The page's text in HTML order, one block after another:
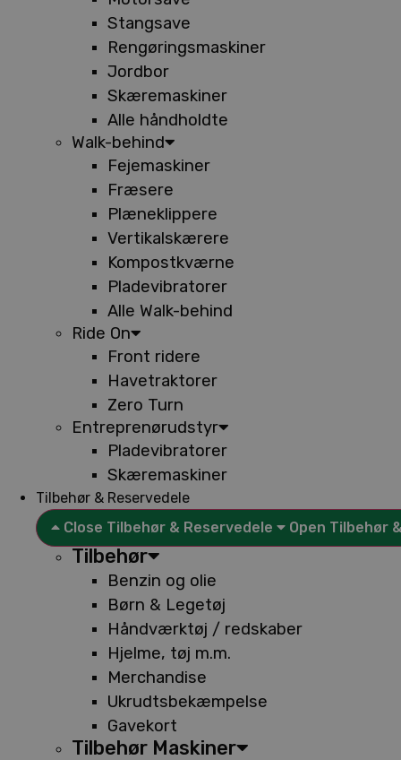
Stangsave
Rengøringsmaskiner
Jordbor
Skæremaskiner
Alle håndholdte
Walk-behind
Fejemaskiner
Fræsere
Plæneklippere
Vertikalskærere
Kompostkværne
Pladevibratorer
Alle Walk-behind
Ride On
Front ridere
Havetraktorer
Zero Turn
Entreprenørudstyr
Pladevibratorer
Skæremaskiner
Tilbehør & Reservedele
Close Tilbehør & Reservedele
Open Tilbehør
Tilbehør
Benzin og olie
Børn & Legetøj
Håndværktøj / redskaber
Hjelme, tøj m.m.
Merchandise
Ukrudtsbekæmpelse
Gavekort
Tilbehør Maskiner